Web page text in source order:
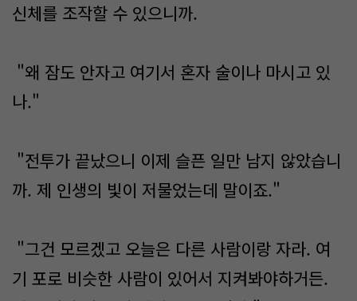
신체를 조작할 수 있으니까.
"왜 잠도 안자고 여기서 혼자 술이나 마시고 있
나."
"전투가 끝났으니 이제 슬픈 일만 남지 않았습니
까. 제 인생의 빛이 저물었는데 말이죠."
"그건 모르겠고 오늘은 다른 사람이랑 자라. 여
기 포로 비슷한 사람이 있어서 지켜봐야하거든.